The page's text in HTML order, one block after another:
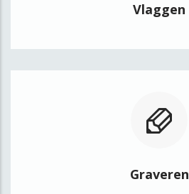
Vlaggen
Graveren